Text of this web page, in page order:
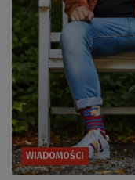
WIADOMOŚCI